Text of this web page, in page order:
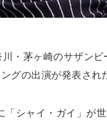
・茅ヶ崎のサザン
グの出演が発表され
シャイ・ガイ」が